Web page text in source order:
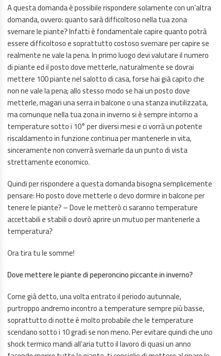
A questa domanda è possibile rispondere solamente con un’altra
domanda, ovvero: quanto sarà difficoltoso nella tua zona
svernare le piante? Infatti è fondamentale capire quanto potrà
essere difficoltoso e soprattutto costoso svernare per capire se
realmente ne vale la pena. In primo luogo devi valutare il numero
di piante ed il posto dove metterle, naturalmente se dovrai
mettere 100 piante nel salotto di casa, forse hai già capito che
non ne vale la pena; allo stesso modo se hai un posto dove
metterle, magari una serra in balcone o una stanza inutilizzata,
ma comunque nella tua zona in inverno si è sempre intorno a
temperature sotto i 10° per diversi mesi e ci vorrà un potente
riscaldamento in funzione continua per mantenerle in vita,
sinceramente non converrà svernarle da un punto di vista
strettamente economico.
Quindi per rispondere a questa domanda bisogna semplicemente
pensare: Ho posto dove metterle o devo dormire in balcone per
tenere le piante? – Dove le metterò ci saranno temperature
accettabili e stabili o dovrò aprire un mutuo per mantenerle a
temperatura?
Ora tira tu le somme!
Dove mettere le piante di peperoncino piccante in inverno?
Come già detto, una volta entrato il periodo autunnale,
purtroppo andremo incontro a temperature sempre più basse,
soprattutto di notte è molto probabile che le temperature
scendano sotto i 10 gradi se non meno. Per evitare quindi che uno
shock termico mandi all’aria tutto il lavoro di quasi un anno